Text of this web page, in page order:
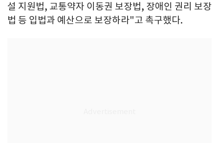
설 지원법, 교통약자 이동권 보장법, 장애인 권리 보장
법 등 입법과 예산으로 보장하라"고 촉구했다.